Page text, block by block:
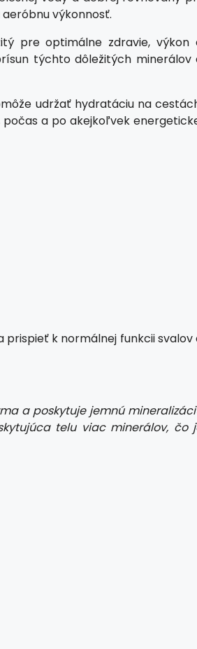
výkonnosť.
pre optimálne zdravie, výkon
týchto dôležitých minerálov
udržať hydratáciu na
a po akejkoľvek
k normálnej funkcii svalov
a poskytuje jemnú
telu viac minerálov, čo